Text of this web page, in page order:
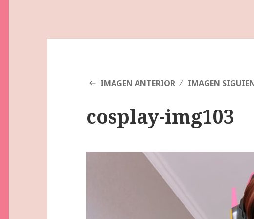
IMAGEN ANTERIOR IMAGEN
cosplay-img103